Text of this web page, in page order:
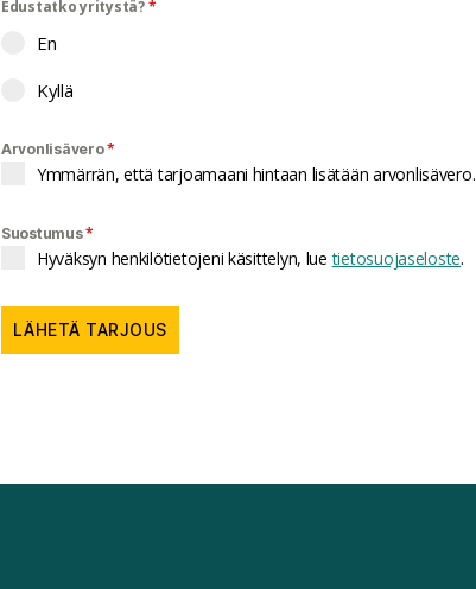
Edustatko yritystä?*
En
Kyllä
Arvonlisävero*
Ymmärrän, että tarjoamaani hintaan lisätään arvonlisävero.
Suostumus*
Hyväksyn henkilötietojeni käsittelyn, luetietosuojaseloste.
LÄHETÄ TARJOUS